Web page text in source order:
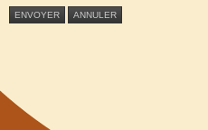
ENVOYER ANNULER